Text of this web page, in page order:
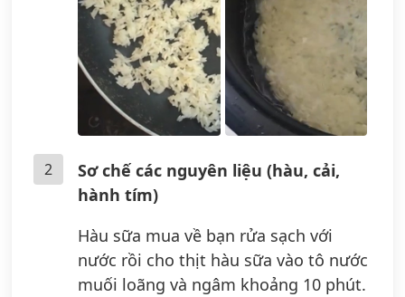
2
Sơ chế các nguyên liệu (hàu, cải,
hành tím)
Hàu sữa mua về bạn rửa sạch với
nước rồi cho thịt hàu sữa vào tô nước
muối loãng và ngâm khoảng 10 phút.